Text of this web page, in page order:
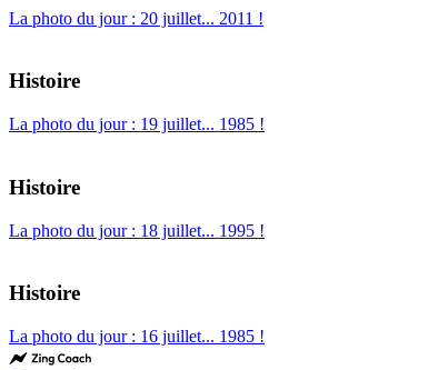
La photo du jour : 20 juillet... 2011 !
Histoire
La photo du jour : 19 juillet... 1985 !
Histoire
La photo du jour : 18 juillet... 1995 !
Histoire
La photo du jour : 16 juillet... 1985 !